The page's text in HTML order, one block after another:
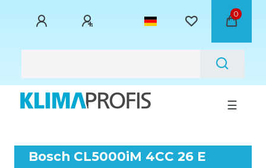
0
☰
Bosch CL5000iM 4CC 26 E